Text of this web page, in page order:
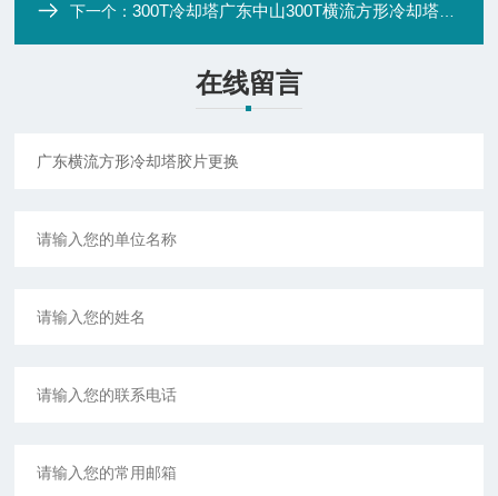
下一个：300T冷却塔广东中山300T横流方形冷却塔厂价直销
在线留言